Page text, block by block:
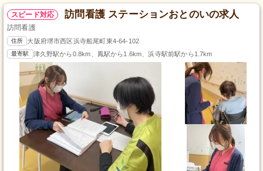
スピード対応 訪問看護 ステーションおとのいの求人
訪問看護
住所 大阪府堺市西区浜寺船尾町東4-64-102
最寄駅 津久野駅から0.8km、鳳駅から1.6km、浜寺駅前駅から1.7km